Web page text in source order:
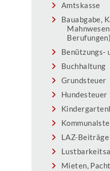
Amtskasse
Bauabgabe,
Berufungen)
Benützungs-
Buchhaltung
Grundsteuer
Hundesteuer
LAZ-Beiträge
Mieten,